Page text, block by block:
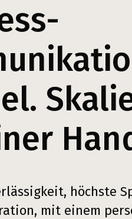
höchste
mit einem